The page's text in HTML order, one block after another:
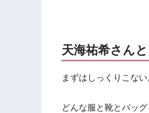
天海祐希さん
まずはしっくりこない
どんな服と靴とバッ